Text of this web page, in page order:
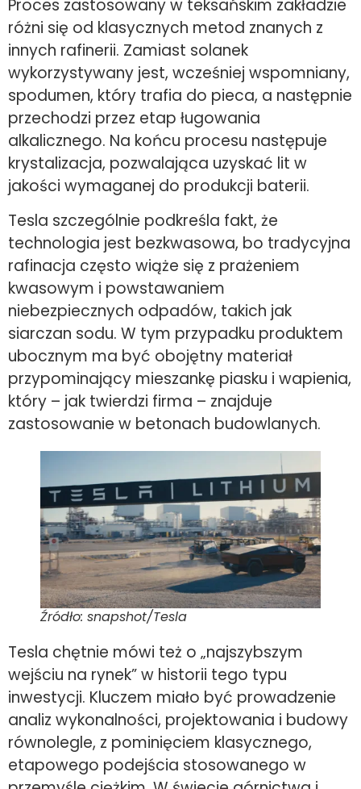
Proces zastosowany w teksańskim zakładzie
różni się od klasycznych metod znanych z
innych rafinerii. Zamiast solanek
wykorzystywany jest, wcześniej wspomniany,
spodumen, który trafia do pieca, a następnie
przechodzi przez etap ługowania
alkalicznego. Na końcu procesu następuje
krystalizacja, pozwalająca uzyskać lit w
jakości wymaganej do produkcji baterii.
Tesla szczególnie podkreśla fakt, że
technologia jest bezkwasowa, bo tradycyjna
rafinacja często wiąże się z prażeniem
kwasowym i powstawaniem
niebezpiecznych odpadów, takich jak
siarczan sodu. W tym przypadku produktem
ubocznym ma być obojętny materiał
przypominający mieszankę piasku i wapienia,
który – jak twierdzi firma – znajduje
zastosowanie w betonach budowlanych.
Źródło: snapshot/Tesla
Tesla chętnie mówi też o „najszybszym
wejściu na rynek” w historii tego typu
inwestycji. Kluczem miało być prowadzenie
analiz wykonalności, projektowania i budowy
równolegle, z pominięciem klasycznego,
etapowego podejścia stosowanego w